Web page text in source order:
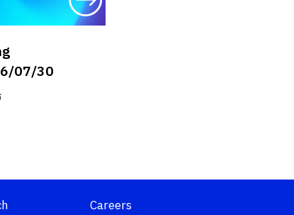
07/30
Careers